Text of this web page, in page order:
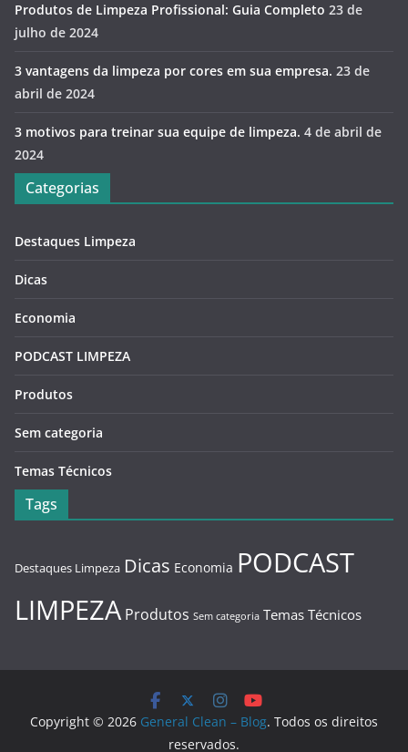
Produtos de Limpeza Profissional: Guia Completo 23 de
julho de 2024
3 vantagens da limpeza por cores em sua empresa. 23 de
abril de 2024
3 motivos para treinar sua equipe de limpeza. 4 de abril de
2024
Categorias
Destaques Limpeza
Dicas
Economia
PODCAST LIMPEZA
Produtos
Sem categoria
Temas Técnicos
Tags
Destaques Limpeza Dicas Economia PODCAST
LIMPEZA Produtos Sem categoria Temas Técnicos
Copyright © 2026 General Clean – Blog. Todos os direitos
reservados.